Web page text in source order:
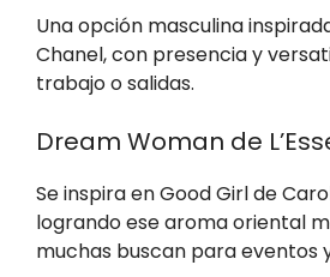
Una opción masculina
Chanel, con presencia y
trabajo o salidas.
Dream Woman de
Se inspira en Good Girl de
logrando ese aroma oriental
muchas buscan para eventos